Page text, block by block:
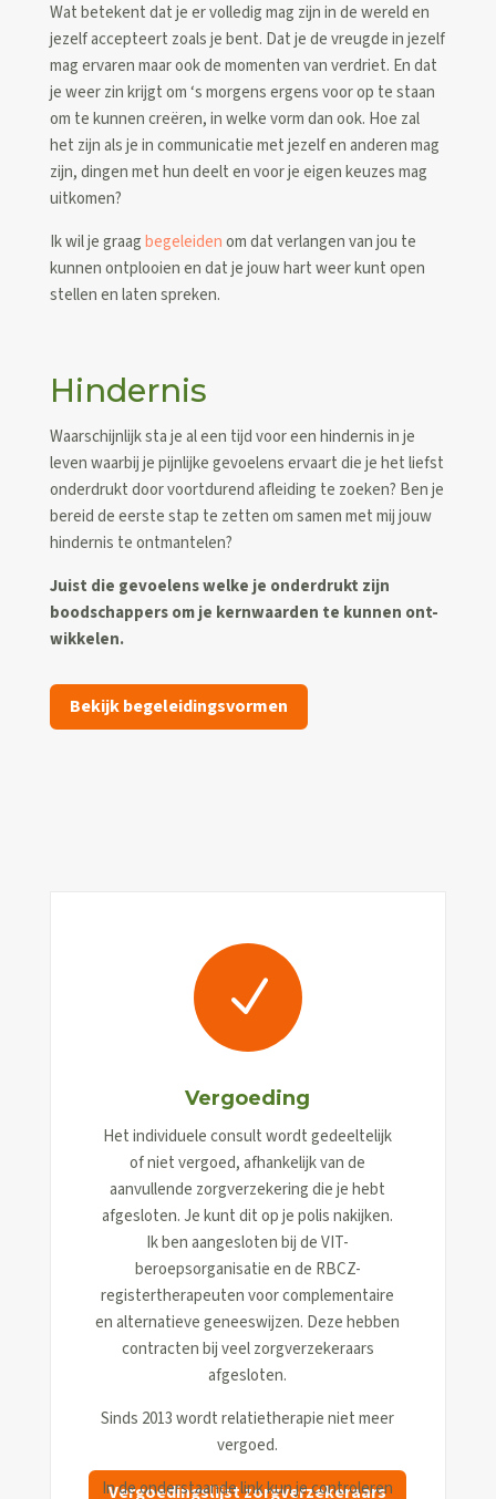
Wat betekent dat je er volledig mag zijn in de wereld en
jezelf accepteert zoals je bent. Dat je de vreugde in jezelf
mag ervaren maar ook de momenten van verdriet. En dat
je weer zin krijgt om ‘s morgens ergens voor op te staan
om te kunnen creëren, in welke vorm dan ook. Hoe zal
het zijn als je in communicatie met jezelf en anderen mag
zijn, dingen met hun deelt en voor je eigen keuzes mag
uitkomen?
Ik wil je graagbegeleidenom dat verlangen van jou te
kunnen ontplooien en dat je jouw hart weer kunt open
stellen en laten spreken.
Hindernis
Waarschijnlijk sta je al een tijd voor een hindernis in je
leven waarbij je pijnlijke gevoelens ervaart die jehet liefst
onderdrukt door voortdurend afleiding te zoeken? Ben je
bereid de eerste stap te zetten omsamen met mij jouw
hindernis te ontmantelen?
Juist die gevoelens welke je onderdrukt zijn
boodschappers om je kernwaarden te kunnen ont-
wikkelen.
Bekijk begeleidingsvormen
N
Vergoeding
Het individuele consult wordt gedeeltelijk
of niet vergoed, afhankelijk van de
aanvullende zorgverzekering die je hebt
afgesloten. Je kunt dit op je polis nakijken.
Ik ben aangesloten bij de VIT-
beroepsorganisatie en de RBCZ-
registertherapeuten voor complementaire
en alternatieve geneeswijzen. Deze hebben
contracten bij veel zorgverzekeraars
afgesloten.
Sinds 2013 wordt relatietherapie niet meer
vergoed.
In de onderstaande link kun je controleren
Vergoedingslijst zorgverzekeraars